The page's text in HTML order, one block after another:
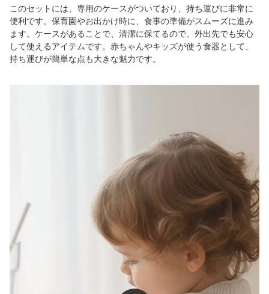
このセットには、専用のケースがついており、持ち運びに非常に
便利です。保育園やお出かけ時に、食事の準備がスムーズに進み
ます。ケースがあることで、清潔に保てるので、外出先でも安心
して使えるアイテムです。赤ちゃんやキッズが使う食器として、
持ち運びが簡単な点も大きな魅力です。